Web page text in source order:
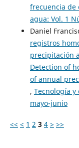
frecuencia de
agua: Vol. 1
Daniel
registros
precipitación
Detection of
of annual
, Tecnología y
mayo-junio
<< < 1 2 3 4 > >>